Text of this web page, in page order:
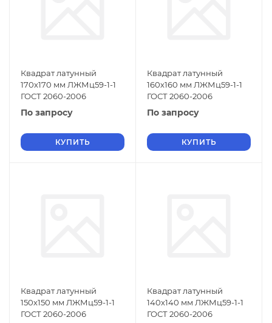
Квадрат латунный
170х170 мм ЛЖМц59-1-1
ГОСТ 2060-2006
По запросу
КУПИТЬ
Квадрат латунный
160х160 мм ЛЖМц59-1-1
ГОСТ 2060-2006
По запросу
КУПИТЬ
Квадрат латунный
150х150 мм ЛЖМц59-1-1
ГОСТ 2060-2006
Квадрат латунный
140х140 мм ЛЖМц59-1-1
ГОСТ 2060-2006